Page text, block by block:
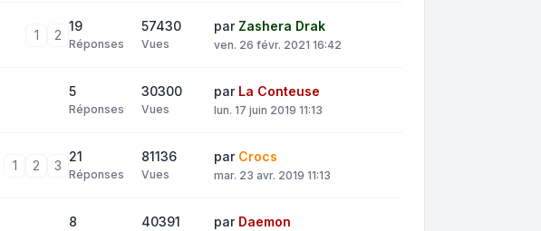
1 2
19
Réponses
57430
Vues
par Zashera Drak
ven. 26 févr. 2021 16:42
5
Réponses
30300
Vues
par La Conteuse
lun. 17 juin 2019 11:13
1 2 3
21
Réponses
81136
Vues
par Crocs
mar. 23 avr. 2019 11:13
8 40391 par Daemon